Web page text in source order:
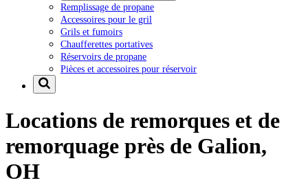
Remplissage de propane
Accessoires pour le gril
Grils et fumoirs
Chaufferettes portatives
Réservoirs de propane
Pièces et accessoires pour réservoir
Locations de remorques et de
remorquage près de Galion,
OH